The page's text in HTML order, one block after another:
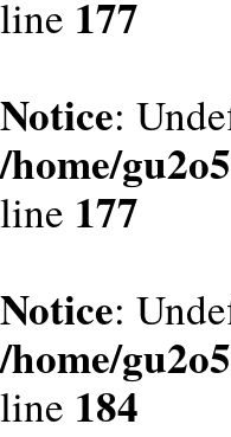
line 177
Notice:
/home/
line 177
Notice:
/home/
line 184